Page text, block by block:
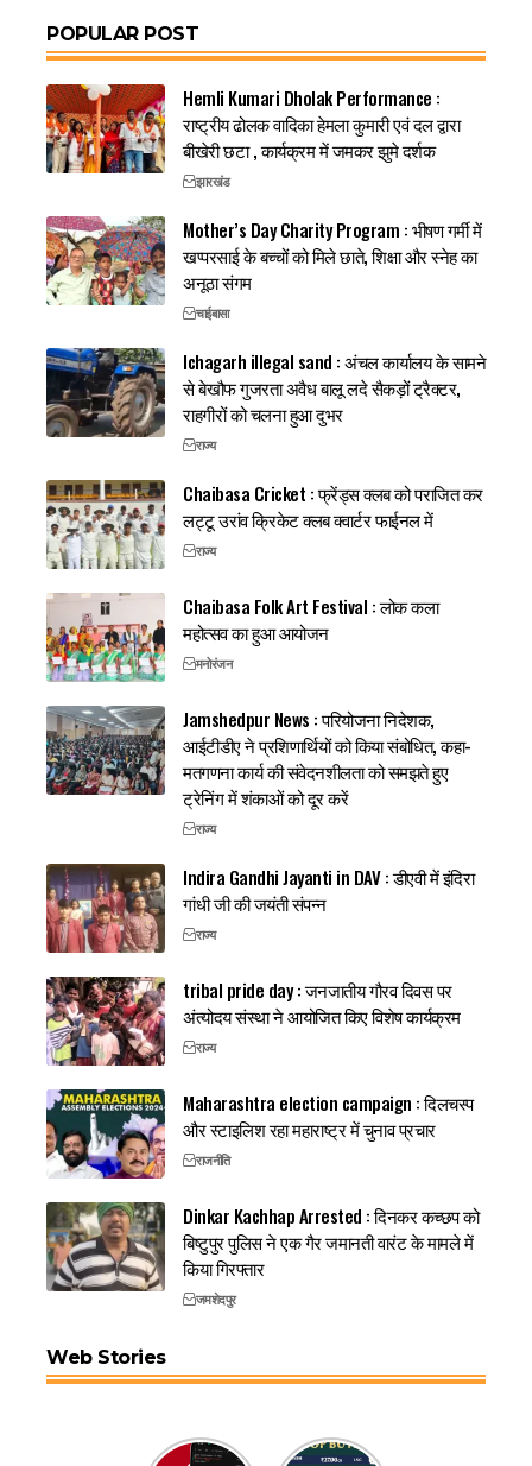
POPULAR POST
Hemli Kumari Dholak Performance :
राष्ट्रीय ढोलक वादिका हेमला कुमारी एवं दल द्वारा
बीखेरी छटा , कार्यक्रम में जमकर झुमे दर्शक
झारखंड
Mother’s Day Charity Program : भीषण गर्मी में
खप्परसाई के बच्चों को मिले छाते, शिक्षा और स्नेह का
अनूठा संगम
चाईबासा
Ichagarh illegal sand : अंचल कार्यालय के सामने
से बेखौफ गुजरता अवैध बालू लदे सैकड़ों ट्रैक्टर,
राहगीरों को चलना हुआ दुभर
राज्य
Chaibasa Cricket : फ्रेंड्स क्लब को पराजित कर
लट्टू उरांव क्रिकेट क्लब क्वार्टर फाईनल में
राज्य
Chaibasa Folk Art Festival : लोक कला
महोत्सव का हुआ आयोजन
मनोरंजन
Jamshedpur News : परियोजना निदेशक,
आईटीडीए ने प्रशिणार्थियों को किया संबोधित, कहा-
मतगणना कार्य की संवेदनशीलता को समझते हुए
ट्रेनिंग में शंकाओं को दूर करें
राज्य
Indira Gandhi Jayanti in DAV : डीएवी में इंदिरा
गांधी जी की जयंती संपन्न
राज्य
tribal pride day : जनजातीय गौरव दिवस पर
अंत्योदय संस्था ने आयोजित किए विशेष कार्यक्रम
राज्य
Maharashtra election campaign : दिलचस्प
और स्टाइलिश रहा महाराष्ट्र में चुनाव प्रचार
राजनीति
Dinkar Kachhap Arrested : दिनकर कच्छप को
बिष्टुपुर पुलिस ने एक गैर जमानती वारंट के मामले में
किया गिरफ्तार
जमशेदपुर
Web Stories